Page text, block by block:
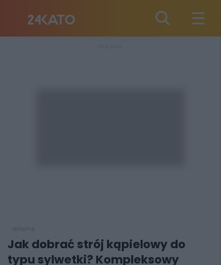
Jak dobrać strój kąpielowy do
typu sylwetki? Kompleksowy